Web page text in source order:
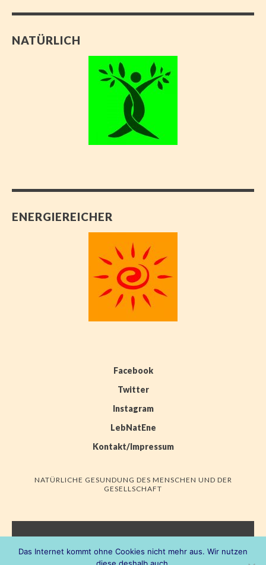
NATÜRLICH
ENERGIEREICHER
Facebook
Twitter
Instagram
LebNatEne
Kontakt/Impressum
NATÜRLICHE GESUNDUNG DES MENSCHEN UND DER
GESELLSCHAFT
LEBNATENE
Das Internet kommt ohne Cookies nicht mehr aus. Wir nutzen